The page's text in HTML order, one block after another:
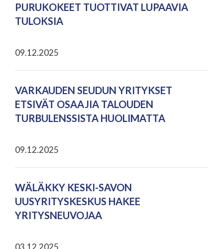
PURUKOKEET TUOTTIVAT LUPAAVIA
TULOKSIA
09.12.2025
VARKAUDEN SEUDUN YRITYKSET
ETSIVÄT OSAAJIA TALOUDEN
TURBULENSSISTA HUOLIMATTA
09.12.2025
WÄLÄKKY KESKI-SAVON
UUSYRITYSKESKUS HAKEE
YRITYSNEUVOJAA
03.12.2025